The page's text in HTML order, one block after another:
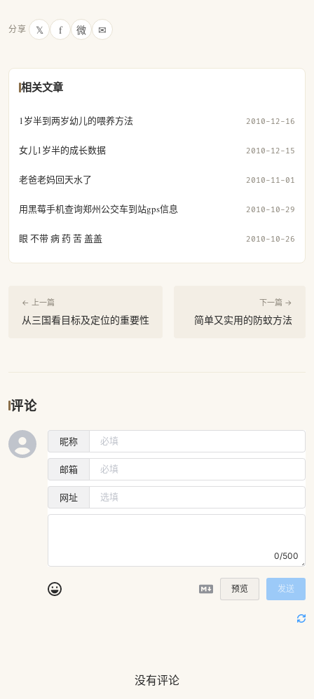
分享 𝕏 f 微 ✉
相关文章
1岁半到两岁幼儿的喂养方法 2010-12-16
女儿1岁半的成长数据 2010-12-15
老爸老妈回天水了 2010-11-01
用黑莓手机查询郑州公交车到站gps信息 2010-10-29
眼 不带 病 药 苦 盖盖 2010-10-26
← 上一篇
从三国看目标及定位的重要性
下一篇 →
简单又实用的防蚊方法
评论
昵称
邮箱
网址
0/500
预览 发送
没有评论